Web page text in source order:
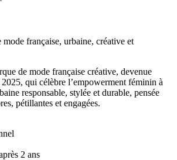
française, urbaine, créative et
de mode française créative, devenue
qui célèbre l’empowerment féminin à
responsable, stylée et durable, pensée
pétillantes et engagées.
2 ans